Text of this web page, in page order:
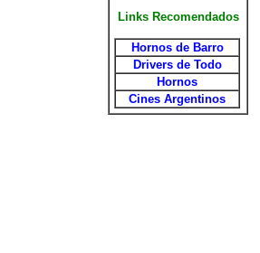
Links Recomendados
Hornos de Barro
Drivers de Todo
Hornos
Cines Argentinos